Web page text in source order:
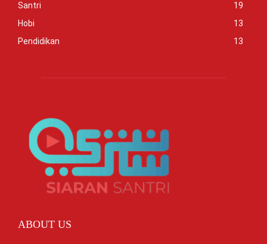
Santri
19
Hobi
13
Pendidikan
13
ABOUT US